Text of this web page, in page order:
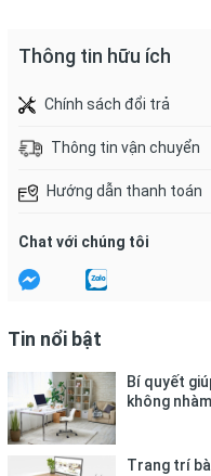
Thông tin hữu ích
Chính sách đổi trả
Thông tin vận chuyển
Hướng dẫn thanh toán
Chat với chúng tôi
Tin nổi bật
Bí quyết
không
Trang trí